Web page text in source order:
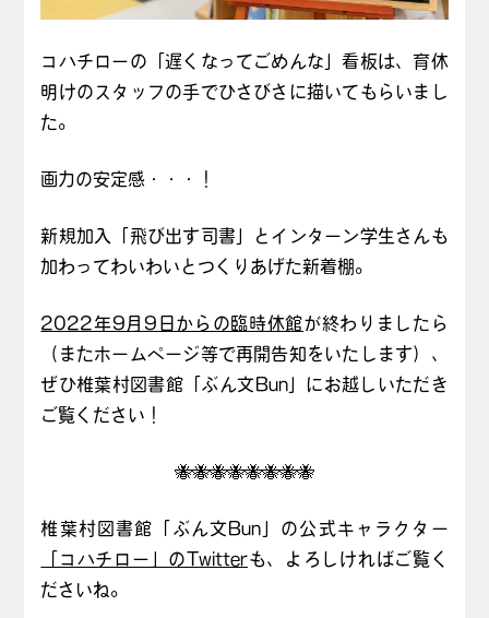
コハチローの「遅くなってごめんな」看板は、育休
明けのスタッフの手でひさびさに描いてもらいまし
た。
画力の安定感・・・！
新規加入「飛び出す司書」とインターン学生さんも
加わってわいわいとつくりあげた新着棚。
2022年9月9日からの臨時休館が終わりましたら
（またホームページ等で再開告知をいたします）、
ぜひ椎葉村図書館「ぶん文Bun」にお越しいただき
ご覧ください！
🐝🐝🐝🐝🐝🐝🐝🐝
椎葉村図書館「ぶん文Bun」の公式キャラクター
「コハチロー」のTwitterも、よろしければご覧く
ださいね。